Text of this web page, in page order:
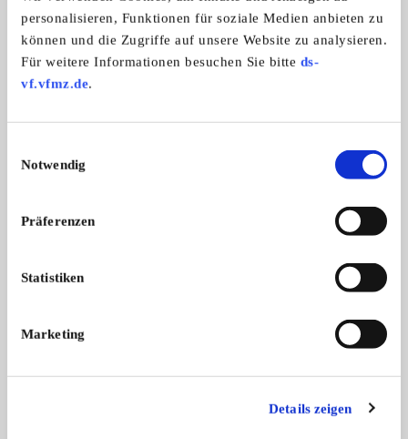
personalisieren, Funktionen für soziale Medien anbieten zu
können und die Zugriffe auf unsere Website zu analysieren.
Für weitere Informationen besuchen Sie bitte ds-
vf.vfmz.de.
Notwendig
Präferenzen
Statistiken
Marketing
Details zeigen
Pontiac Le Mans GTO 1969
Türverkleidungen Schwarz NEU
Verkaufe ein paar Neue Türverkleidun
...
Chevrolet Apache
Ornament 1956
Verkaufe ein
Apach ...
Das könnte Sie auch interessieren
Neuer